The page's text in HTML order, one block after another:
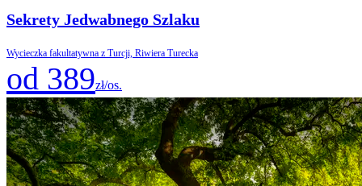
Sekrety Jedwabnego Szlaku
Wycieczka fakultatywna z Turcji, Riwiera Turecka
od 389zł/os.